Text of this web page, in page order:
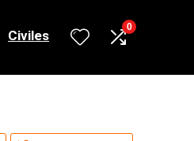
Civiles
0